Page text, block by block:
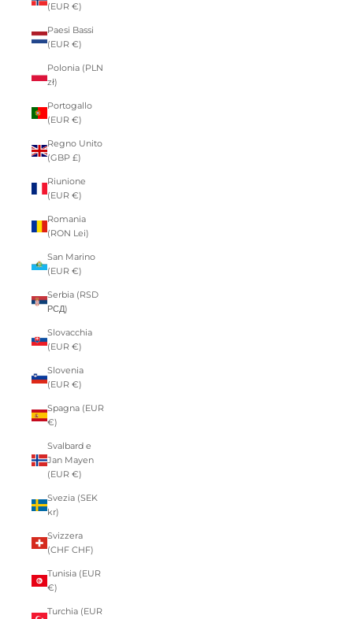
(EUR €)
Paesi Bassi
(EUR €)
Polonia (PLN
zł)
Portogallo
(EUR €)
Regno Unito
(GBP £)
Riunione
(EUR €)
Romania
(RON Lei)
San Marino
(EUR €)
Serbia (RSD
РСД)
Slovacchia
(EUR €)
Slovenia
(EUR €)
Spagna (EUR
€)
Svalbard e
Jan Mayen
(EUR €)
Svezia (SEK
kr)
Svizzera
(CHF CHF)
Tunisia (EUR
€)
Turchia (EUR